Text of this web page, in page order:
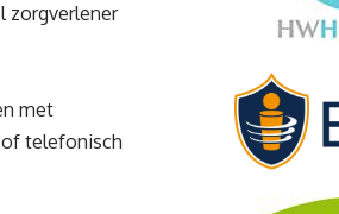
zorgverlener
met
telefonisch